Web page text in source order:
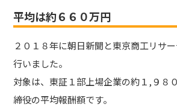
平均は約６６０万円
２０１８年に朝日新聞と東京商工リサ
行いました。
対象は、東証１部上場企業の約１,９８
締役の平均報酬額です。